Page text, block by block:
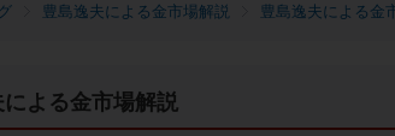
豊島逸夫による金市場解説 豊島逸夫による
による金市場解説
金投資とは
ーズの魅力
信託（金の果実）
交換）の手続き
による金市場解説
リカルデータ